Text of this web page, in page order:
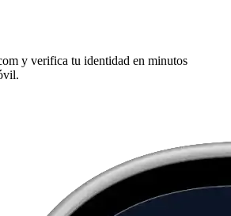
y verifica tu identidad en minutos